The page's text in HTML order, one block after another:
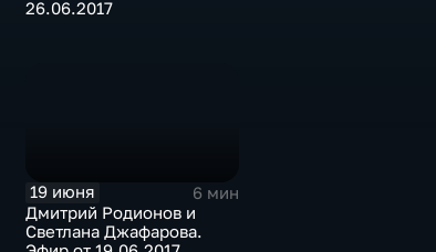
26.06.2017
19 июня
6 мин
Дмитрий Родионов и
Светлана Джафарова.